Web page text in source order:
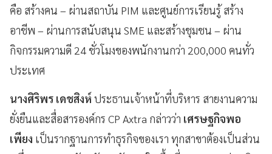
คือ สร้างคน – ผ่านสถาบัน PIM และศูนย์การเรียนรู้ สร้าง
อาชีพ – ผ่านการสนับสนุน SME และสร้างชุมชน – ผ่าน
กิจกรรมความดี 24 ชั่วโมงของพนักงานกว่า 200,000 คนทั่ว
ประเทศ
นางศิริพร เดชสิงห์ ประธานเจ้าหน้าที่บริหาร สายงานความ
ยั่งยืนและสื่อสารองค์กร CP Axtra กล่าวว่า เศรษฐกิจพอ
เพียง เป็นรากฐานการทำธุรกิจของเรา ทุกสาขาต้องเป็นส่วน